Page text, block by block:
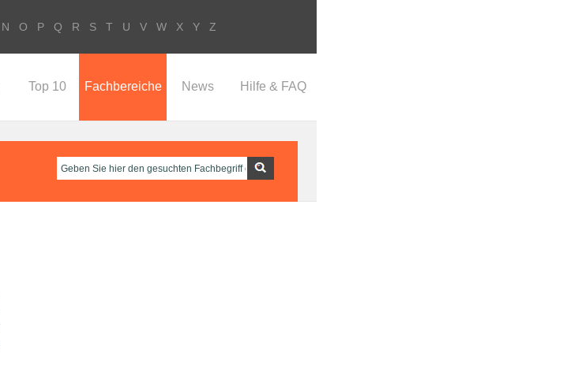
N O P Q R S T U V W X Y Z
Top 10 Fachbereiche News Hilfe & FAQ